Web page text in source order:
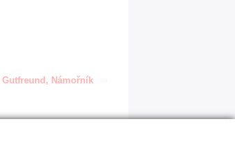
Gutfreund, Námořník